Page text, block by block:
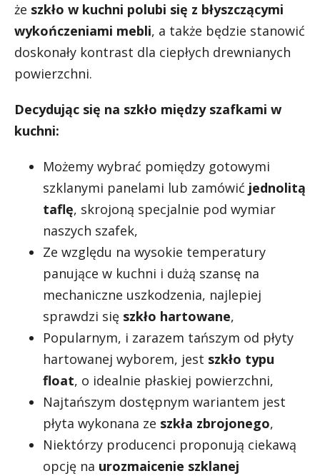
że szkło w kuchni polubi się z błyszczącymi
wykończeniami mebli, a także będzie stanowić
doskonały kontrast dla ciepłych drewnianych
powierzchni.
Decydując się na szkło między szafkami w
kuchni:
Możemy wybrać pomiędzy gotowymi
szklanymi panelami lub zamówić jednolitą
taflę, skrojoną specjalnie pod wymiar
naszych szafek,
Ze względu na wysokie temperatury
panujące w kuchni i dużą szansę na
mechaniczne uszkodzenia, najlepiej
sprawdzi się szkło hartowane,
Popularnym, i zarazem tańszym od płyty
hartowanej wyborem, jest szkło typu
float, o idealnie płaskiej powierzchni,
Najtańszym dostępnym wariantem jest
płyta wykonana ze szkła zbrojonego,
Niektórzy producenci proponują ciekawą
opcję na urozmaicenie szklanej